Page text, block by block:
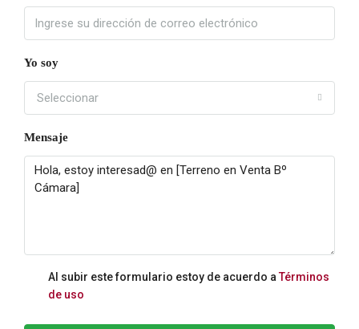
Yo soy
Seleccionar
Mensaje
Al subir este formulario estoy de acuerdo aTérminos
de uso